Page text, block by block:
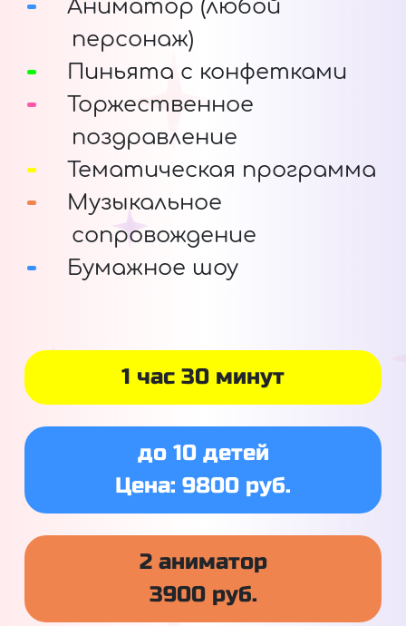
Аниматор (любой
персонаж)
Пиньята с конфетками
Торжественное
поздравление
Тематическая программа
Музыкальное
сопровождение
Бумажное шоу
1 час 30 минут
до 10 детей
Цена: 9800 руб.
2 аниматор
3900 руб.